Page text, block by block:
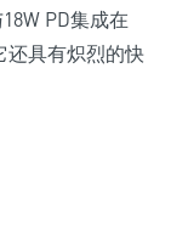
PD集成在
还具有炽烈的快